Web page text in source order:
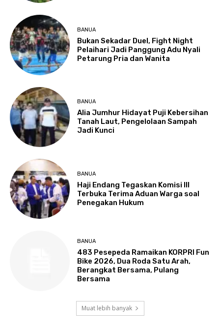
BANUA
Bukan Sekadar Duel, Fight Night
Pelaihari Jadi Panggung Adu Nyali
Petarung Pria dan Wanita
BANUA
Alia Jumhur Hidayat Puji Kebersihan
Tanah Laut, Pengelolaan Sampah
Jadi Kunci
BANUA
Haji Endang Tegaskan Komisi III
Terbuka Terima Aduan Warga soal
Penegakan Hukum
BANUA
483 Pesepeda Ramaikan KORPRI Fun
Bike 2026, Dua Roda Satu Arah,
Berangkat Bersama, Pulang
Bersama
Muat lebih banyak